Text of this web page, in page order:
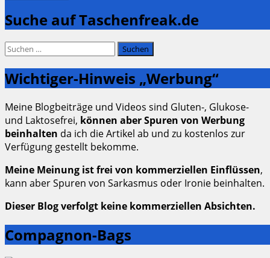
Suche auf Taschenfreak.de
Suchen
Wichtiger-Hinweis „Werbung“
Meine Blogbeiträge und Videos sind Gluten-, Glukose-
und Laktosefrei, können aber Spuren von Werbung
beinhalten da ich die Artikel ab und zu kostenlos zur
Verfügung gestellt bekomme.
Meine Meinung ist frei von kommerziellen Einflüssen,
kann aber Spuren von Sarkasmus oder Ironie beinhalten.
Dieser Blog verfolgt keine kommerziellen Absichten.
Compagnon-Bags